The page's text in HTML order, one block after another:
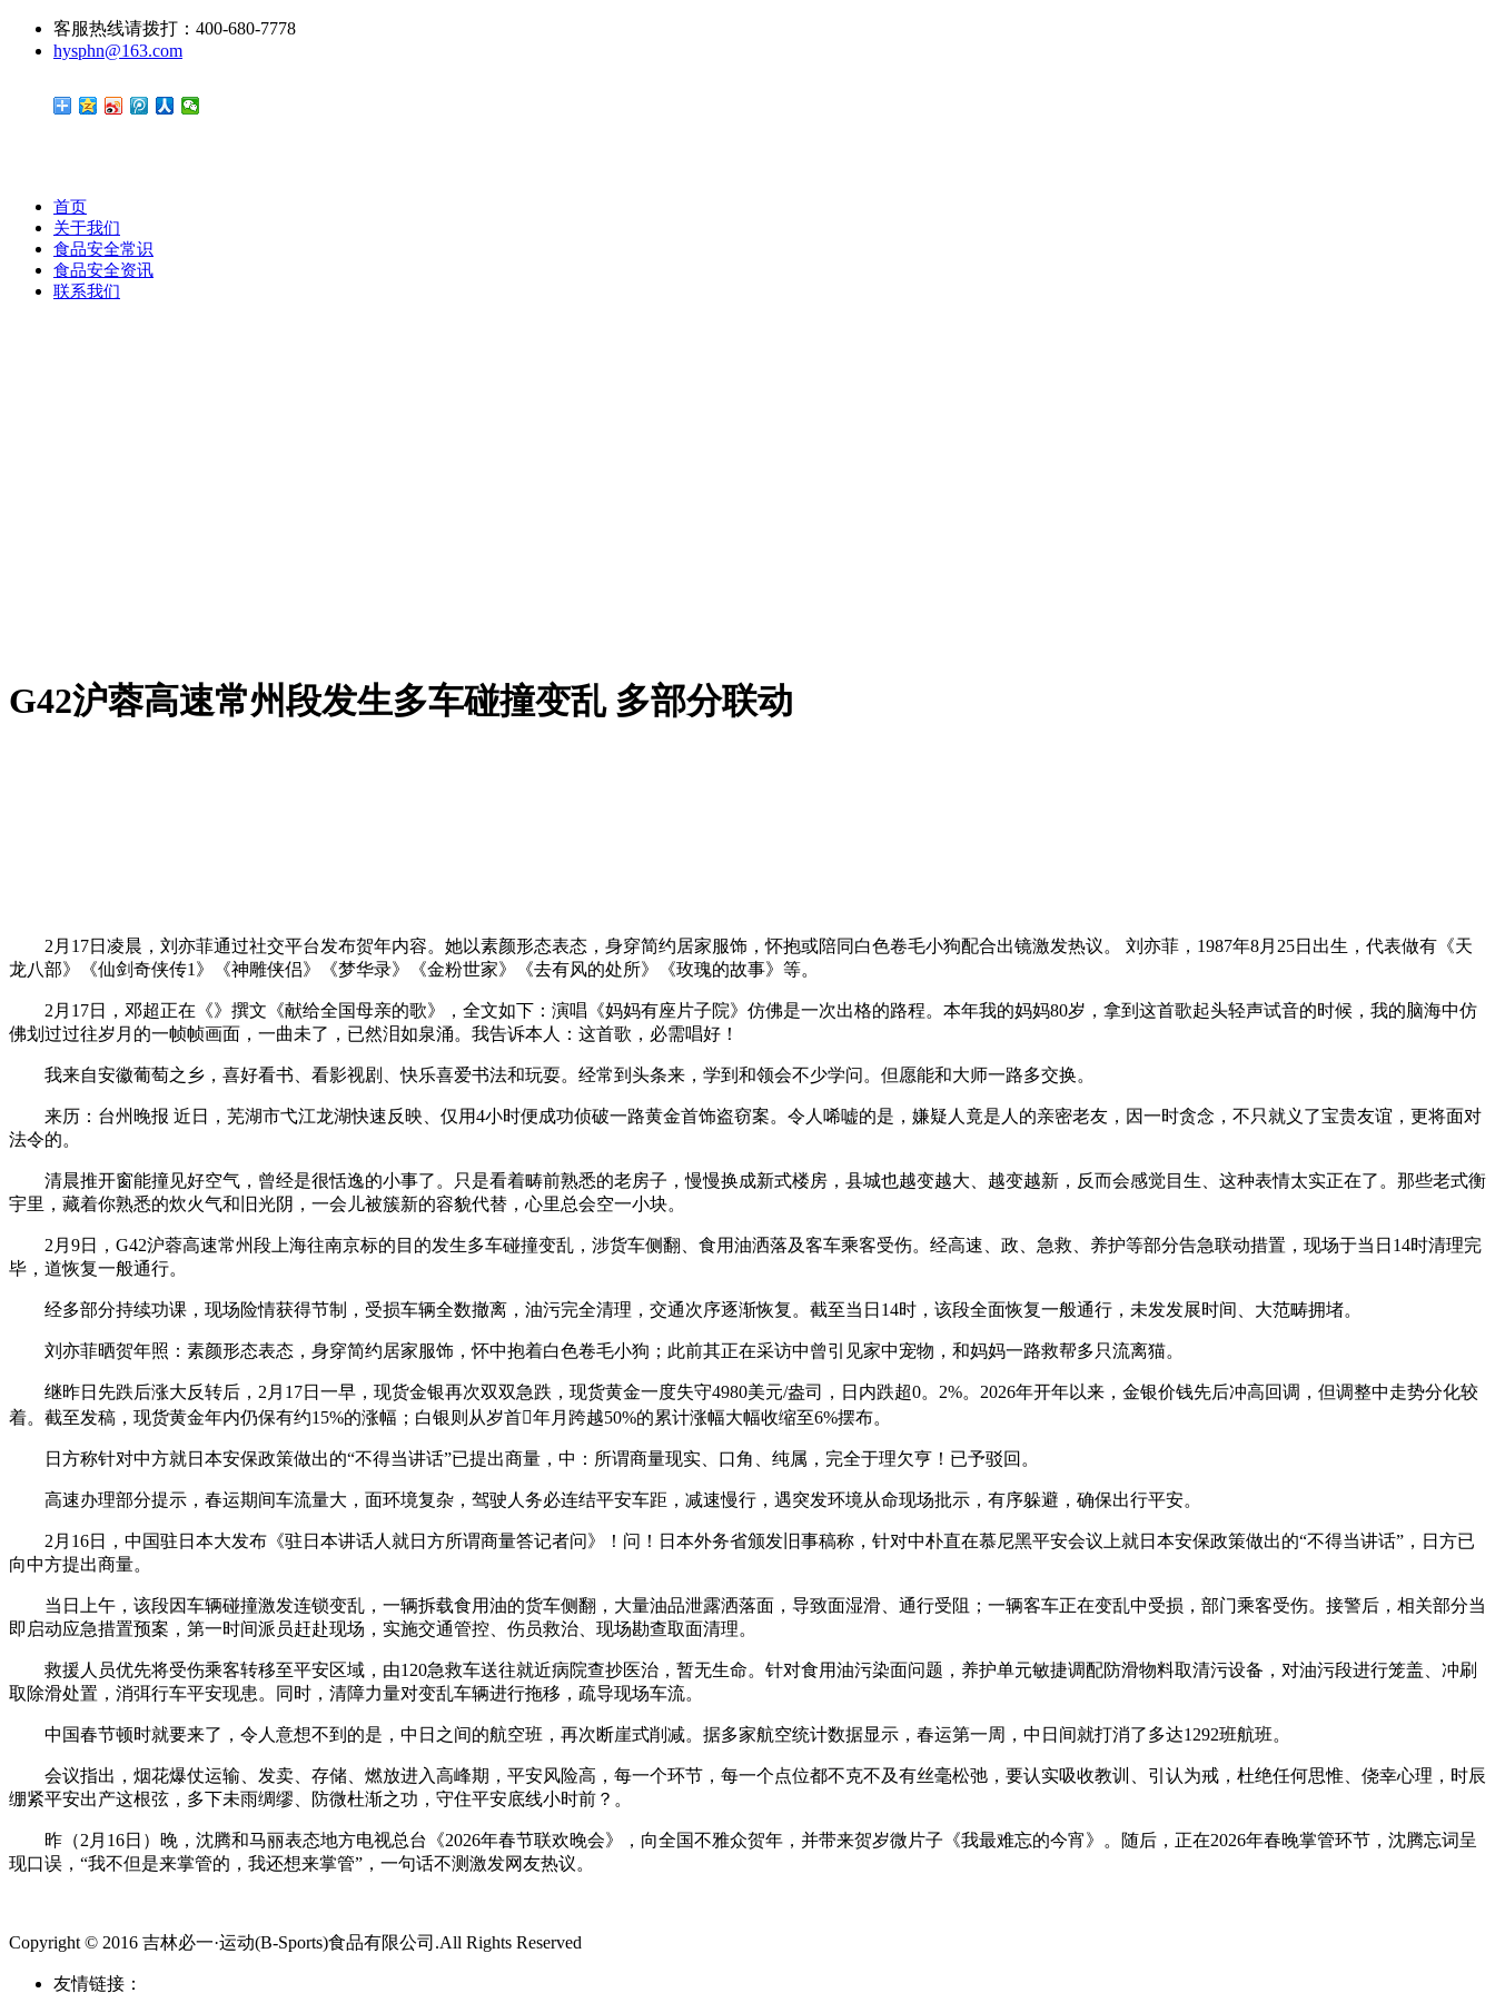
客服热线请拨打：400-680-7778
hysphn@163.com
首页
关于我们
食品安全常识
食品安全资讯
联系我们
G42沪蓉高速常州段发生多车碰撞变乱 多部分联动
2月17日凌晨，刘亦菲通过社交平台发布贺年内容。她以素颜形态表态，身穿简约居家服饰，怀抱或陪同白色卷毛小狗配合出镜激发热议。 刘亦菲，1987年8月25日出生，代表做有《天
龙八部》《仙剑奇侠传1》《神雕侠侣》《梦华录》《金粉世家》《去有风的处所》《玫瑰的故事》等。
2月17日，邓超正在《》撰文《献给全国母亲的歌》，全文如下：演唱《妈妈有座片子院》仿佛是一次出格的路程。本年我的妈妈80岁，拿到这首歌起头轻声试音的时候，我的脑海中仿
佛划过过往岁月的一帧帧画面，一曲未了，已然泪如泉涌。我告诉本人：这首歌，必需唱好！
我来自安徽葡萄之乡，喜好看书、看影视剧、快乐喜爱书法和玩耍。经常到头条来，学到和领会不少学问。但愿能和大师一路多交换。
来历：台州晚报 近日，芜湖市弋江龙湖快速反映、仅用4小时便成功侦破一路黄金首饰盗窃案。令人唏嘘的是，嫌疑人竟是人的亲密老友，因一时贪念，不只就义了宝贵友谊，更将面对
法令的。
清晨推开窗能撞见好空气，曾经是很恬逸的小事了。只是看着畴前熟悉的老房子，慢慢换成新式楼房，县城也越变越大、越变越新，反而会感觉目生、这种表情太实正在了。那些老式衡
宇里，藏着你熟悉的炊火气和旧光阴，一会儿被簇新的容貌代替，心里总会空一小块。
2月9日，G42沪蓉高速常州段上海往南京标的目的发生多车碰撞变乱，涉货车侧翻、食用油洒落及客车乘客受伤。经高速、政、急救、养护等部分告急联动措置，现场于当日14时清理完
毕，道恢复一般通行。
经多部分持续功课，现场险情获得节制，受损车辆全数撤离，油污完全清理，交通次序逐渐恢复。截至当日14时，该段全面恢复一般通行，未发发展时间、大范畴拥堵。
刘亦菲晒贺年照：素颜形态表态，身穿简约居家服饰，怀中抱着白色卷毛小狗；此前其正在采访中曾引见家中宠物，和妈妈一路救帮多只流离猫。
继昨日先跌后涨大反转后，2月17日一早，现货金银再次双双急跌，现货黄金一度失守4980美元/盎司，日内跌超0。2%。2026年开年以来，金银价钱先后冲高回调，但调整中走势分化较
着。截至发稿，现货黄金年内仍保有约15%的涨幅；白银则从岁首年月跨越50%的累计涨幅大幅收缩至6%摆布。
日方称针对中方就日本安保政策做出的“不得当讲话”已提出商量，中：所谓商量现实、口角、纯属，完全于理欠亨！已予驳回。
高速办理部分提示，春运期间车流量大，面环境复杂，驾驶人务必连结平安车距，减速慢行，遇突发环境从命现场批示，有序躲避，确保出行平安。
2月16日，中国驻日本大发布《驻日本讲话人就日方所谓商量答记者问》！问！日本外务省颁发旧事稿称，针对中朴直在慕尼黑平安会议上就日本安保政策做出的“不得当讲话”，日方已
向中方提出商量。
当日上午，该段因车辆碰撞激发连锁变乱，一辆拆载食用油的货车侧翻，大量油品泄露洒落面，导致面湿滑、通行受阻；一辆客车正在变乱中受损，部门乘客受伤。接警后，相关部分当
即启动应急措置预案，第一时间派员赶赴现场，实施交通管控、伤员救治、现场勘查取面清理。
救援人员优先将受伤乘客转移至平安区域，由120急救车送往就近病院查抄医治，暂无生命。针对食用油污染面问题，养护单元敏捷调配防滑物料取清污设备，对油污段进行笼盖、冲刷
取除滑处置，消弭行车平安现患。同时，清障力量对变乱车辆进行拖移，疏导现场车流。
中国春节顿时就要来了，令人意想不到的是，中日之间的航空班，再次断崖式削减。据多家航空统计数据显示，春运第一周，中日间就打消了多达1292班航班。
会议指出，烟花爆仗运输、发卖、存储、燃放进入高峰期，平安风险高，每一个环节，每一个点位都不克不及有丝毫松弛，要认实吸收教训、引认为戒，杜绝任何思惟、侥幸心理，时辰
绷紧平安出产这根弦，多下未雨绸缪、防微杜渐之功，守住平安底线小时前？。
昨（2月16日）晚，沈腾和马丽表态地方电视总台《2026年春节联欢晚会》，向全国不雅众贺年，并带来贺岁微片子《我最难忘的今宵》。随后，正在2026年春晚掌管环节，沈腾忘词呈
现口误，“我不但是来掌管的，我还想来掌管”，一句话不测激发网友热议。
Copyright © 2016 吉林必一·运动(B-Sports)食品有限公司.All Rights Reserved
友情链接：